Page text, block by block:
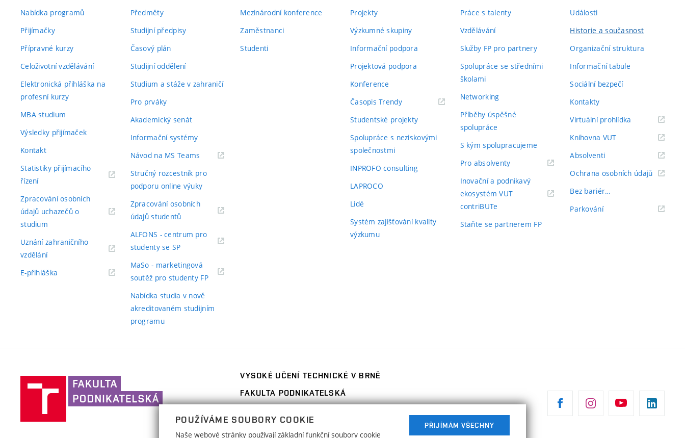
Nabídka programů
Přijímačky
Přípravné kurzy
Celoživotní vzdělávání
Elektronická přihláška na
profesní kurzy
MBA studium
Výsledky přijímaček
Kontakt
Statistiky přijímacího
řízení(externí
Zpracování osobních
údajů uchazečů o
studium(externí
Uznání zahraničního
vzdělání(externí
E-přihláška
Předměty
Studijní předpisy
Časový plán
Studijní oddělení
Studium a stáže v zahraničí
Pro prváky
Akademický senát
Informační systémy
Návod na MS Teams (externí
Stručný rozcestník pro
podporu online výuky
Zpracování osobních
údajů studentů(externí
ALFONS - centrum pro
studenty se SP(externí
MaSo - marketingová
soutěž pro studenty FP(externí
Nabídka studia v nově
akreditovaném studijním
programu
Mezinárodní konference
Zaměstnanci
Studenti
Projekty
Výzkumné skupiny
Informační podpora
Projektová podpora
Konference
Časopis Trendy(externí
Studentské projekty
Spolupráce s neziskovými
společnostmi
INPROFO consulting
LAPROCO
Lidé
Systém zajišťování kvality
výzkumu
Práce s talenty
Vzdělávání
Služby FP pro partnery
Spolupráce se středními
školami
Networking
Příběhy úspěšné
spolupráce
S kým spolupracujeme
Pro absolventy(externí
Inovační a podnikavý
ekosystém VUT
contriBUTe
Staňte se partnerem FP
Události
Historie a současnost
Organizační struktura
Informační tabule
Sociální bezpečí
Kontakty
Virtuální prohlídka
Knihovna VUT(externí
Absolventi(externí
Ochrana osobních údajů(externí
Bez bariér…
Parkování(externí
učení
technické
Brně,
VYSOKÉ UČENÍ TECHNICKÉ V BRNĚ
FAKULTA PODNIKATELSKÁ
612 00 Brno
POUŽÍVÁME SOUBORY COOKIE
Naše webové stránky používají základní funkční soubory cookie
PŘIJÍMÁM VŠECHNY